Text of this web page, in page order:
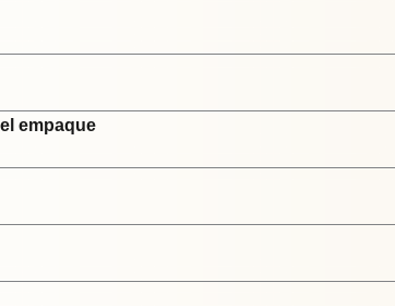
empaque